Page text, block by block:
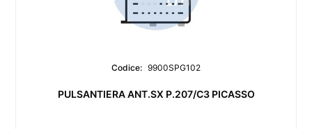
Codice: 9900SPG102
PULSANTIERA ANT.SX P.207/C3 PICASSO